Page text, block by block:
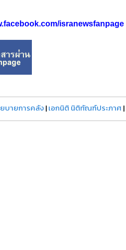
isranewsfanpage
บายการคลัง|เอกนิติ นิติทัณฑ์ประภาศ |